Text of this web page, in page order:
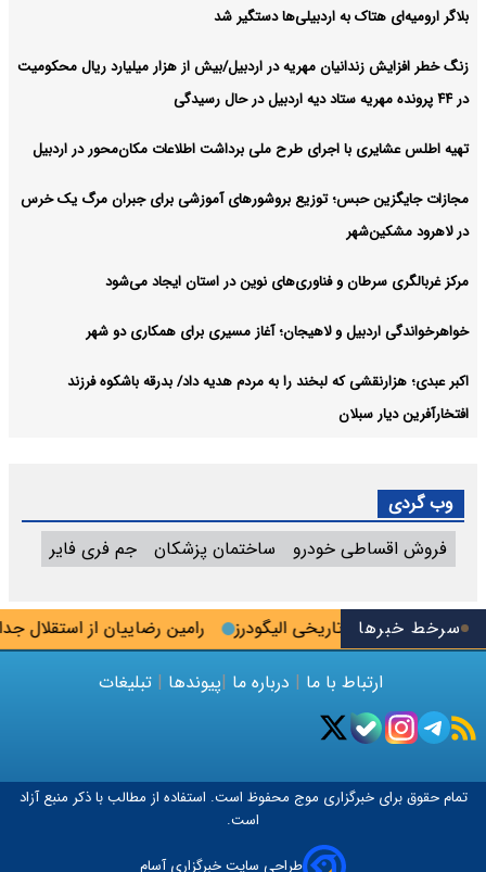
سرخط خبرها رامین رضاییان از استقلال جدا شد آب به قنات تاریخی الیگودرز
بلاگر ارومیه‌ای هتاک به اردبیلی‌ها دستگیر شد
زنگ خطر افزایش زندانیان مهریه در اردبیل/بیش از هزار میلیارد ریال محکومیت
در ۴۴ پرونده مهریه ستاد دیه اردبیل در حال رسیدگی
تهیه اطلس عشایری با اجرای طرح ملی برداشت اطلاعات مکان‌محور در اردبیل
مجازات جایگزین حبس؛ توزیع بروشورهای آموزشی برای جبران مرگ یک خرس
در لاهرود مشکین‌شهر
مرکز غربالگری سرطان و فناوری‌های نوین در استان ایجاد می‌شود
خواهرخواندگی اردبیل و لاهیجان؛ آغاز مسیری برای همکاری دو شهر
اکبر عبدی؛ هزارنقشی که لبخند را به مردم هدیه داد/ بدرقه باشکوه فرزند
افتخارآفرین دیار سبلان
وب گردی
فروش اقساطی خودرو
ساختمان پزشکان جم فری فایر
ارتباط با ما | درباره ما |پیوندها | تبلیغات
تمام حقوق برای خبرگزاری موج محفوظ است. استفاده از مطالب با ذکر منبع آزاد
است.
طراحی سایت خبرگزاری آسام